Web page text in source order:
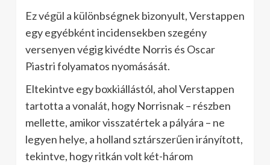
Ez végül a különbségnek bizonyult, Verstappen
egy egyébként incidensekben szegény
versenyen végig kivédte Norris és Oscar
Piastri folyamatos nyomásását.
Eltekintve egy boxkiállástól, ahol Verstappen
tartotta a vonalát, hogy Norrisnak – részben
mellette, amikor visszatértek a pályára – ne
legyen helye, a holland sztárszerűen irányított,
tekintve, hogy ritkán volt két-három